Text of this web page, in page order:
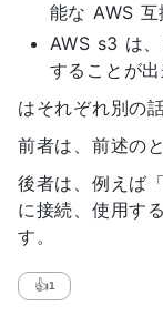
能な AWS
AWS s3 は
することが
はそれぞれ別の話
前者は、前述の
後者は、例えば
に接続、使用す
す。
👍1